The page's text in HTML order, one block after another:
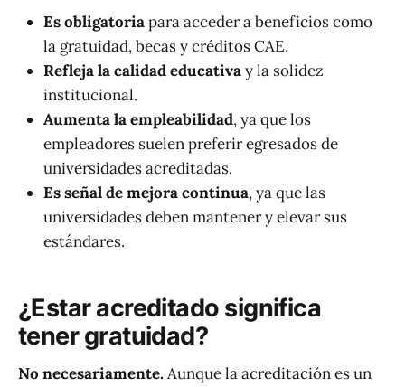
Es obligatoriapara acceder a beneficios como
la gratuidad, becas y créditos CAE.
Refleja la calidad educativay la solidez
institucional.
Aumenta la empleabilidad, ya que los
empleadores suelen preferir egresados de
universidades acreditadas.
Es señal de mejora continua, ya que las
universidades deben mantener y elevar sus
estándares.
¿Estar acreditado significa
tener gratuidad?
No necesariamente.Aunque la acreditación es un